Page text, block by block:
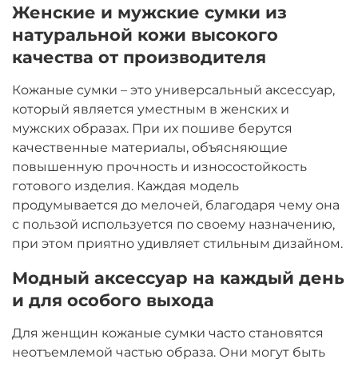
Женские и мужские сумки из
натуральной кожи высокого
качества от производителя
Кожаные сумки – это универсальный аксессуар,
который является уместным в женских и
мужских образах. При их пошиве берутся
качественные материалы, объясняющие
повышенную прочность и износостойкость
готового изделия. Каждая модель
продумывается до мелочей, благодаря чему она
с пользой используется по своему назначению,
при этом приятно удивляет стильным дизайном.
Модный аксессуар на каждый день
и для особого выхода
Для женщин кожаные сумки часто становятся
неотъемлемой частью образа. Они могут быть